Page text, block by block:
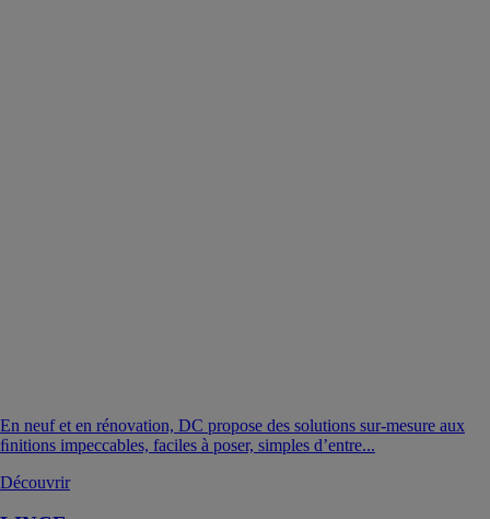
En neuf et en rénovation, DC propose des solutions sur-mesure aux
ﬁnitions impeccables, faciles à poser, simples d’entre...
Découvrir